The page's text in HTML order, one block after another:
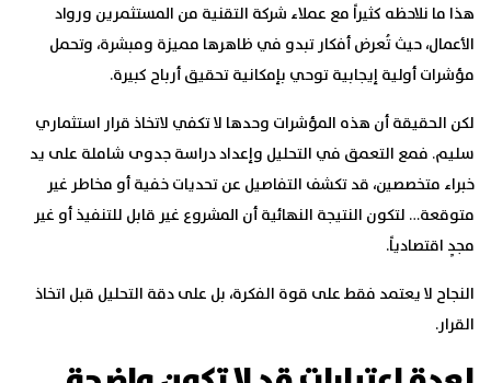
هذا ما نلاحظه كثيراً مع عملاء شركة التقنية من المستثمرين ورواد
الأعمال، حيث تُعرض أفكار تبدو في ظاهرها مميزة ومبشرة، وتحمل
مؤشرات أولية إيجابية توحي بإمكانية تحقيق أرباح كبيرة.
لكن الحقيقة أن هذه المؤشرات وحدها لا تكفي لاتخاذ قرار استثماري
سليم. فمع التعمق في التحليل وإعداد دراسة جدوى شاملة على يد
خبراء متخصصين، قد تكشف التفاصيل عن تحديات خفية أو مخاطر غير
متوقعة… لتكون النتيجة النهائية أن المشروع غير قابل للتنفيذ أو غير
مجدٍ اقتصادياً.
النجاح لا يعتمد فقط على قوة الفكرة، بل على دقة التحليل قبل اتخاذ
القرار.